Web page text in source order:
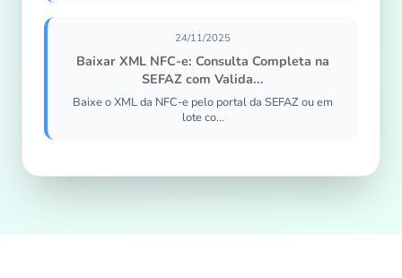
24/11/2025
Baixar XML NFC-e: Consulta Completa na
SEFAZ com Valida...
Baixe o XML da NFC-e pelo portal da SEFAZ ou em
lote co...